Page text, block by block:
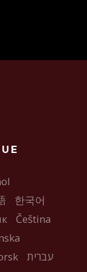
한국어
Čeština
עברית